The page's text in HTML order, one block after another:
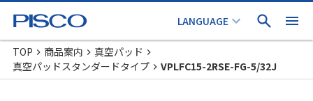
TOP 商品案内
真空パッド
真空パッドスタンダードタイプ
VPLFC15-2RSE-FG-5/32J